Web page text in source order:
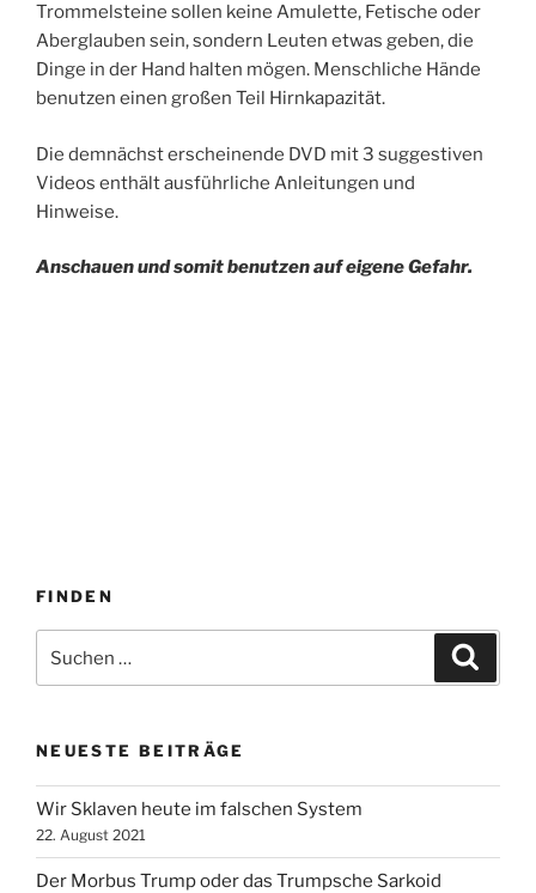
Trommelsteine sollen keine Amulette, Fetische oder
Aberglauben sein, sondern Leuten etwas geben, die
Dinge in der Hand halten mögen. Menschliche Hände
benutzen einen großen Teil Hirnkapazität.
Die demnächst erscheinende DVD mit 3 suggestiven
Videos enthält ausführliche Anleitungen und
Hinweise.
Anschauen und somit benutzen auf eigene Gefahr.
FINDEN
nach:
NEUESTE BEITRÄGE
Wir Sklaven heute im falschen System
22. August 2021
Der Morbus Trump oder das Trumpsche Sarkoid